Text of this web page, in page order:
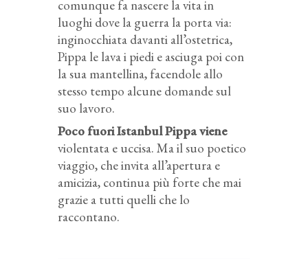
comunque fa nascere la vita in
luoghi dove la guerra la porta via:
inginocchiata davanti all’ostetrica,
Pippa le lava i piedi e asciuga poi con
la sua mantellina, facendole allo
stesso tempo alcune domande sul
suo lavoro.
Poco fuori Istanbul Pippa viene
violentata e uccisa. Ma il suo poetico
viaggio, che invita all’apertura e
amicizia, continua più forte che mai
grazie a tutti quelli che lo
raccontano.